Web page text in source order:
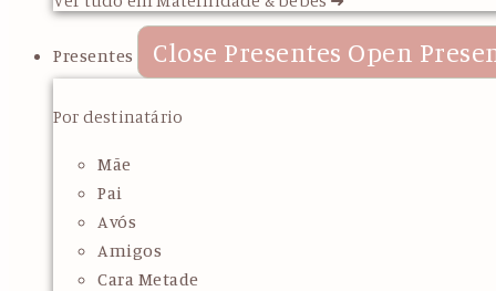
Presentes Close Presentes Open
Por destinatário
Mãe
Pai
Avós
Amigos
Cara Metade